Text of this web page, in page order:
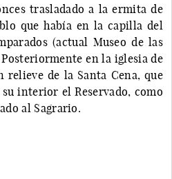
trasladado a la ermita de
que había en la capilla del
(actual Museo de las
en la iglesia de
relieve de la Santa Cena, que
interior el Reservado, como
al Sagrario.